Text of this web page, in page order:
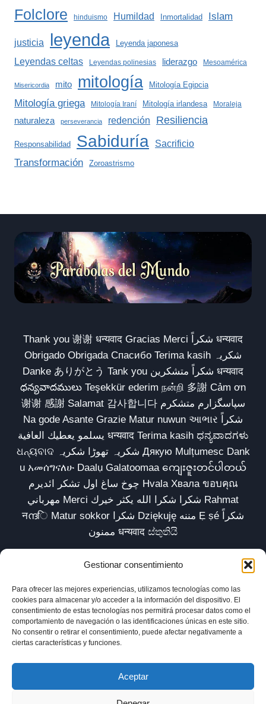
Gestionar consentimiento
Para ofrecer las mejores experiencias, utilizamos tecnologías como las
cookies para almacenar y/o acceder a la información del dispositivo. El
consentimiento de estas tecnologías nos permitirá procesar datos como el
comportamiento de navegación o las identificaciones únicas en este sitio.
No consentir o retirar el consentimiento, puede afectar negativamente a
ciertas características y funciones.
Aceptar
Folclore hinduismo Humildad Inmortalidad Islam
justicia leyenda Leyenda japonesa
Leyendas celtas Leyendas polinesias liderazgo Mesoamérica
Misericordia mito mitología Mitología Egipcia
Mitología griega Mitología Iraní Mitología irlandesa Moraleja
naturaleza perseverancia redención Resiliencia
Responsabilidad Sabiduría Sacrificio
Transformación Zoroastrismo
Thank you 谢谢 धन्यवाद Gracias Merci شكراً धन्यवाद
Obrigado Obrigada Спасибо Terima kasih شکریہ
Danke ありがとう Tank you شكراً متشكرين धन्यवाद
ధన్యవాదములు Teşekkür ederim நன்றி 多謝 Cảm ơn
谢谢 感謝 Salamat 감사합니다 سپاسگزارم متشکرم
Na gode Asante Grazie Matur nuwun આભાર شكراً
يسلمو يعطيك العافية धन्यवाद Terima kasih ಧನ್ಯವಾದಗಳು
ଧନ୍ୟବାଦ شکریہ تھوڑا شکریہ Дякую Mulțumesc Dank
u አመሰግናለሁ Daalụ Galatoomaa ကျေးဇူးတင်ပါတယ်
چوخ ساغ اول تشکر ائدیرم Hvala Хвала ขอบคุณ
مهرباني Merci شكرا شكرا الله يكثر خيرك Rahmat
नന്ദि Matur sokkor شكرا Dziękuję مننه Ẹ ṣé شكراً
ممنون धन्यवाद ස්තුතියි
Inicio Biblioteca Parábolas TV
Comunidad
Esencia
Blog
Política de privacidad
Aviso legal
Política de cookies (UE)